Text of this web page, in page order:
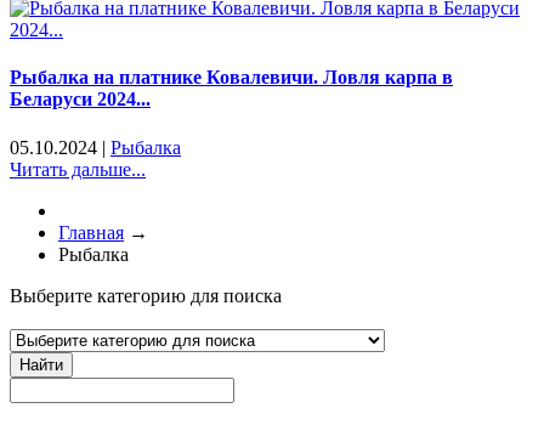
Рыбалка на платнике Ковалевичи. Ловля карпа в
Беларуси 2024...
05.10.2024 | Рыбалка
Читать дальше...
Главная →
Рыбалка
Выберите категорию для поиска
Найти